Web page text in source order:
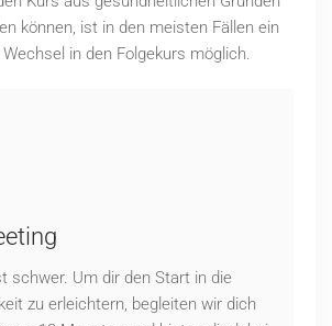
können, ist in den meisten Fällen ein
in den Folgekurs möglich.
schwer. Um dir den Start in die
zu erleichtern, begleiten wir dich